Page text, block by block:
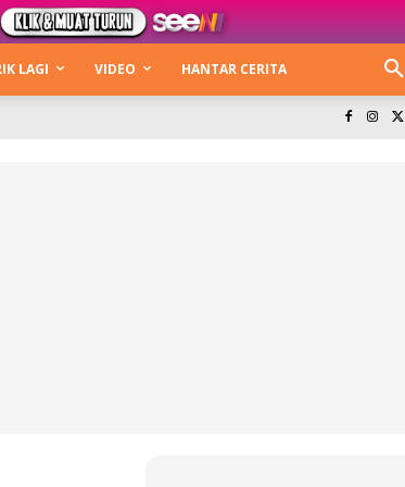
LAGI VIDEO HANTAR CERITA